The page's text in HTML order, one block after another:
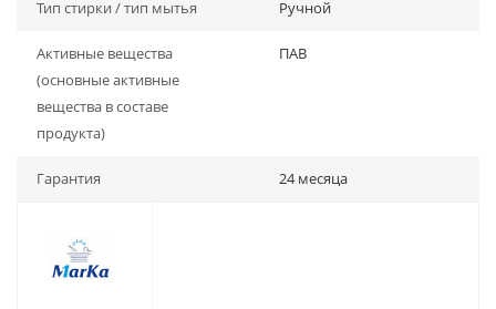
Тип стирки / тип мытья Ручной
Активные вещества
(основные активные
вещества в составе
продукта)
ПАВ
Гарантия 24 месяца